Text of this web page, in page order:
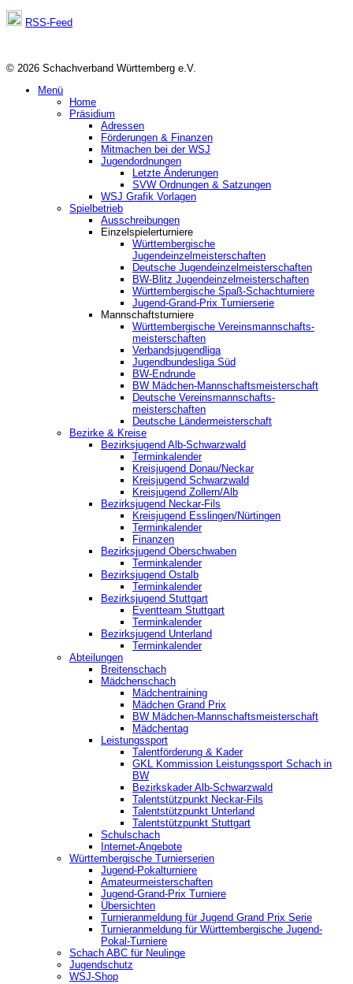
RSS-Feed
© 2026 Schachverband Württemberg e.V.
Menü
Home
Präsidium
Adressen
Förderungen & Finanzen
Mitmachen bei der WSJ
Jugendordnungen
Letzte Änderungen
SVW Ordnungen & Satzungen
WSJ Grafik Vorlagen
Spielbetrieb
Ausschreibungen
Einzelspielerturniere
Württembergische
Jugendeinzelmeisterschaften
Deutsche Jugendeinzelmeisterschaften
BW-Blitz Jugendeinzelmeisterschaften
Württembergische Spaß-Schachturniere
Jugend-Grand-Prix Turnierserie
Mannschaftsturniere
Württembergische Vereinsmannschafts-
meisterschaften
Verbandsjugendliga
Jugendbundesliga Süd
BW-Endrunde
BW Mädchen-Mannschaftsmeisterschaft
Deutsche Vereinsmannschafts-
meisterschaften
Deutsche Ländermeisterschaft
Bezirke & Kreise
Bezirksjugend Alb-Schwarzwald
Terminkalender
Kreisjugend Donau/Neckar
Kreisjugend Schwarzwald
Kreisjugend Zollern/Alb
Bezirksjugend Neckar-Fils
Kreisjugend ‎Esslingen/Nürtingen
Terminkalender
Finanzen
Bezirksjugend Oberschwaben
Terminkalender
Bezirksjugend Ostalb
Terminkalender
Bezirksjugend Stuttgart
‎Eventteam Stuttgart
Terminkalender
Bezirksjugend Unterland
Terminkalender
Abteilungen
Breitenschach
Mädchenschach
Mädchentraining
Mädchen Grand Prix
BW Mädchen-Mannschaftsmeisterschaft
Mädchentag
Leistungssport
Talentförderung & Kader
GKL Kommission Leistungssport Schach in
BW
Bezirkskader Alb-Schwarzwald
Talentstützpunkt Neckar-Fils
Talentstützpunkt Unterland
Talentstützpunkt Stuttgart
Schulschach
Internet-Angebote
Württembergische Turnierserien
Jugend-Pokalturniere
Amateurmeisterschaften
Jugend-Grand-Prix Turniere
Übersichten
Turnieranmeldung für Jugend Grand Prix Serie
Turnieranmeldung für Württembergische Jugend-
Pokal-Turniere
Schach ABC für Neulinge
Jugendschutz
WSJ-Shop